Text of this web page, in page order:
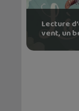
Lecture
vent, un